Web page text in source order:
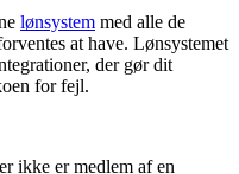
lønsystem med alle de
at have. Lønsystemet
der gør dit
for fejl.
ikke er medlem af en